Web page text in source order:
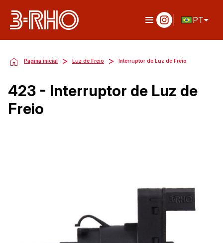
PT
Página inicial > Luz de Freio > Interruptor de Luz de Freio
423 - Interruptor de Luz de
Freio